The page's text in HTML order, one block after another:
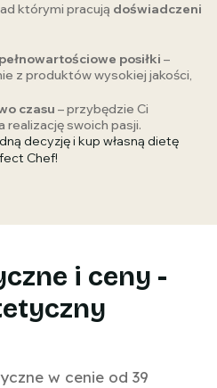
którymi pracują doświadczeni
pełnowartościowe posiłki –
z produktów wysokiej jakości,
czasu – przybędzie Ci
swoich pasji.
decyzję i kup własną dietę
Chef!
i ceny -
w cenie od 39